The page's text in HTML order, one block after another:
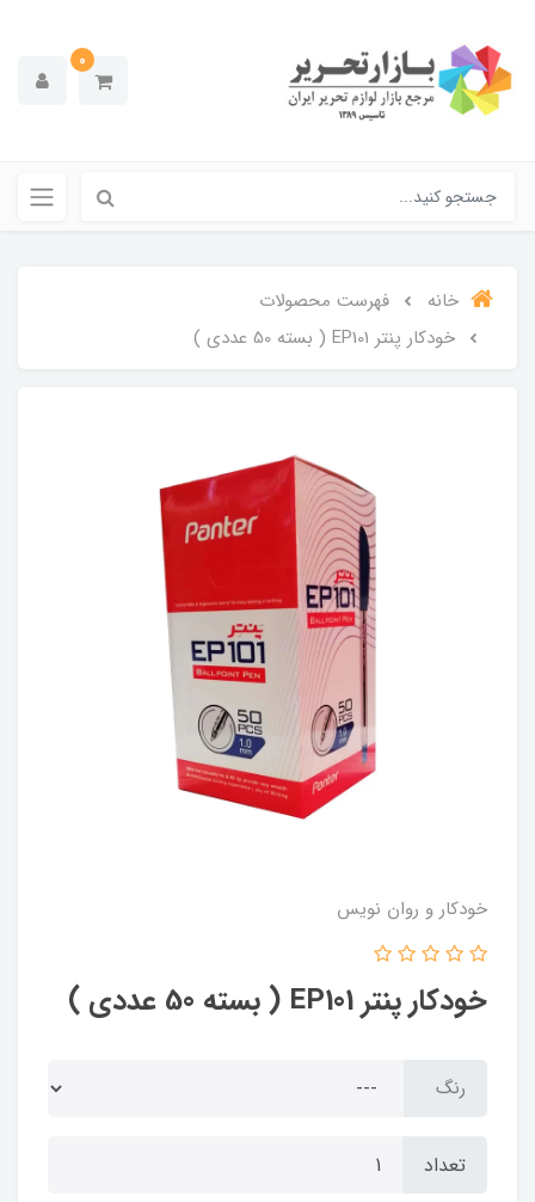
0
خانه
فهرست محصولات
خودکار پنتر EP101 ( بسته 50 عددی )
خودکار و روان نویس
خودکار پنتر EP101 ( بسته 50 عددی )
رنگ
تعداد